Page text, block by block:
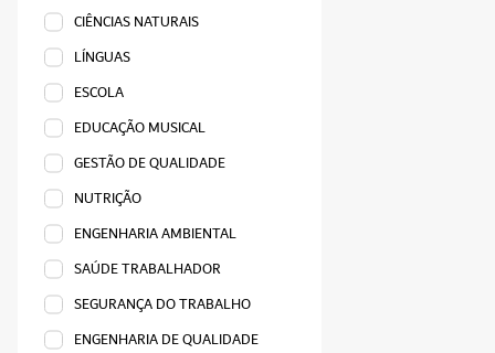
CIÊNCIAS NATURAIS
LÍNGUAS
ESCOLA
EDUCAÇÃO MUSICAL
GESTÃO DE QUALIDADE
NUTRIÇÃO
ENGENHARIA AMBIENTAL
SAÚDE TRABALHADOR
SEGURANÇA DO TRABALHO
ENGENHARIA DE QUALIDADE